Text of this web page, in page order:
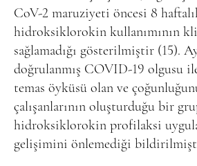
CoV-2 maruziyeti öncesi 8
hidroksiklorokin kullanımının
sağlamadığı gösterilmiştir (15).
doğrulanmış COVID-19 olgusu
temas öyküsü olan ve
çalışanlarının oluşturduğu bir
hidroksiklorokin profilaksi
gelişimini önlemediği